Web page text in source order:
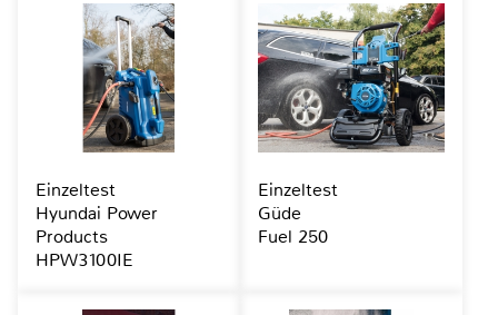
Einzeltest
Hyundai Power
Products
HPW3100IE
Einzeltest
Güde
Fuel 250